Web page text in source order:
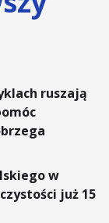
ruszają
w
już 15